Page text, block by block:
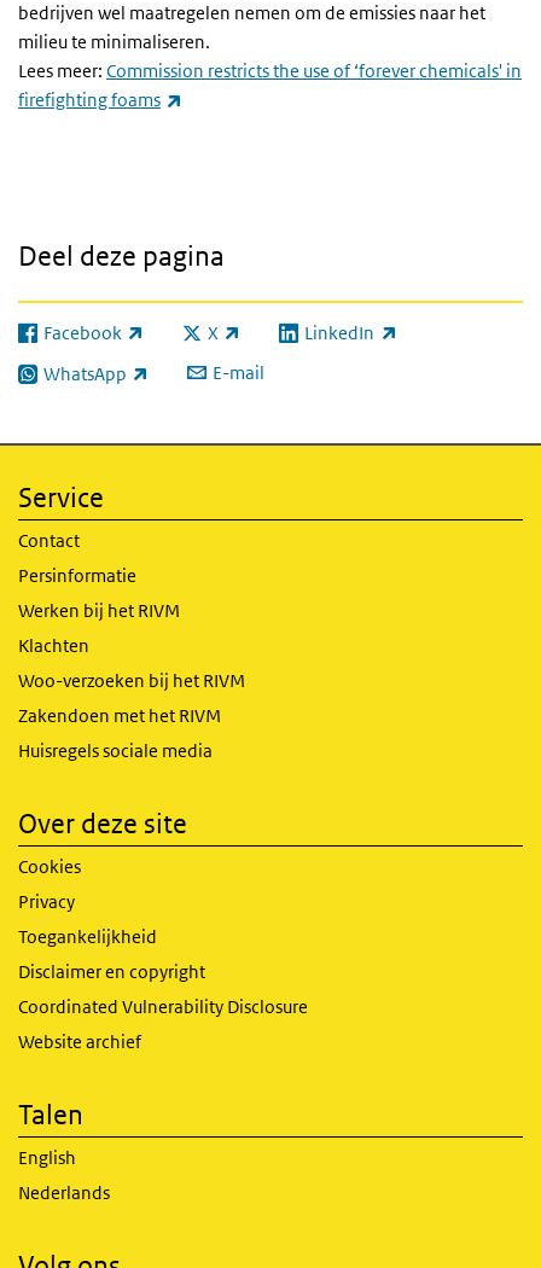
bedrijven wel maatregelen nemen om de emissies naar het
milieu te minimaliseren.
Lees meer: Commission restricts the use of‘forever chemicals' in
firefighting foams
Deel deze pagina
Facebook
(externe link) X
(externe link) LinkedIn
(externe link)
WhatsApp
(externe link) E-mail
Service
Contact
Persinformatie
Werken bij het RIVM
Klachten
Woo-verzoeken bij het RIVM
Zakendoen met het RIVM
Huisregels sociale media
Over deze site
Cookies
Privacy
Toegankelijkheid
Disclaimer en copyright
Coordinated Vulnerability Disclosure
Website archief
Talen
English
Nederlands